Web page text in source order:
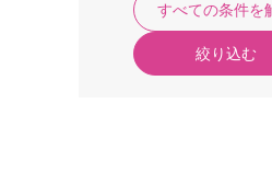
すべての条件を
絞り込む